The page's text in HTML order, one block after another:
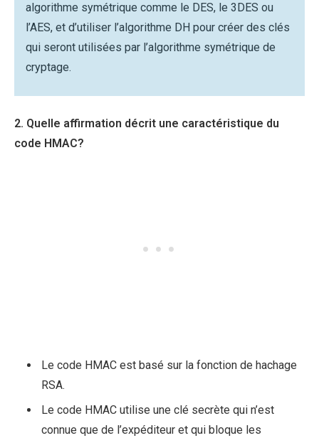
algorithme symétrique comme le DES, le 3DES ou
l’AES, et d’utiliser l’algorithme DH pour créer des clés
qui seront utilisées par l’algorithme symétrique de
cryptage.
2. Quelle affirmation décrit une caractéristique du
code HMAC?
Le code HMAC est basé sur la fonction de hachage
RSA.
Le code HMAC utilise une clé secrète qui n’est
connue que de l’expéditeur et qui bloque les